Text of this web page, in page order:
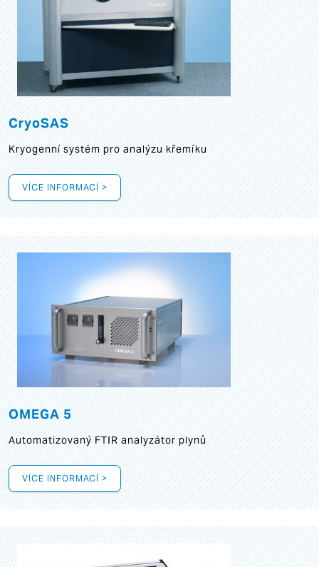
CryoSAS
Kryogenní systém pro analýzu křemíku
VÍCE INFORMACÍ >
OMEGA 5
Automatizovaný FTIR analyzátor plynů
VÍCE INFORMACÍ >